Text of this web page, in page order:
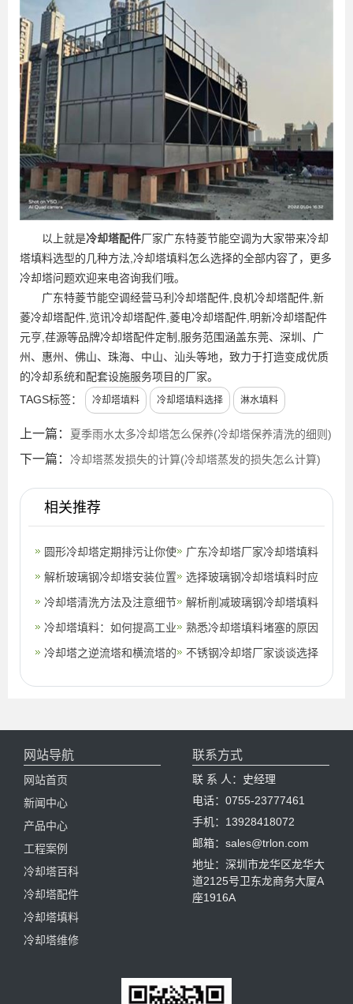
以上就是冷却塔配件厂家广东特菱节能空调为大家带来冷却
塔填料选型的几种方法,冷却塔填料怎么选择的全部内容了，更多
冷却塔问题欢迎来电咨询我们哦。
广东特菱节能空调经营马利冷却塔配件,良机冷却塔配件,新
菱冷却塔配件,览讯冷却塔配件,菱电冷却塔配件,明新冷却塔配件
元亨,荏源等品牌冷却塔配件定制,服务范围涵盖东莞、深圳、广
州、惠州、佛山、珠海、中山、汕头等地，致力于打造变成优质
的冷却系统和配套设施服务项目的厂家。
TAGS标签：
冷却塔填料 冷却塔填料选择 淋水填料
上一篇： 夏季雨水太多冷却塔怎么保养(冷却塔保养清洗的细则)
下一篇： 冷却塔蒸发损失的计算(冷却塔蒸发的损失怎么计算)
相关推荐
圆形冷却塔定期排污让你使
用更长久,圆形冷却塔型号
及参数
广东冷却塔厂家冷却塔填料
清洗方法(ktv中央空调冷却
塔填料
解析玻璃钢冷却塔安装位置
的要求有哪些?(玻璃钢冷却
塔施工
选择玻璃钢冷却塔填料时应
考虑哪几方面?(璧山方形无
填料玻
冷却塔清洗方法及注意细节
(工业冷却塔清洗视频教程)
解析削减玻璃钢冷却塔填料
阻塞的方法
冷却塔填料：如何提高工业
生产冷却塔的工作效率(全
熟悉冷却塔填料堵塞的原因
及解决办法(冷却塔规格性
冷却塔之逆流塔和横流塔的
不锈钢冷却塔厂家谈谈选择
网站导航
网站首页
新闻中心
产品中心
工程案例
冷却塔百科
冷却塔配件
冷却塔填料
冷却塔维修
联系方式
联 系 人：史经理
电话：0755-23777461
手机：13928418072
邮箱：sales@trlon.com
地址：深圳市龙华区龙华大
道2125号卫东龙商务大厦A
座1916A